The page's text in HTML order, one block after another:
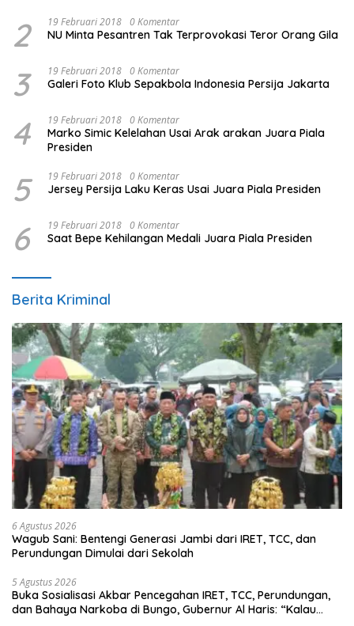
2 19 Februari 2018 0 Komentar
NU Minta Pesantren Tak Terprovokasi Teror Orang Gila
3 19 Februari 2018 0 Komentar
Galeri Foto Klub Sepakbola Indonesia Persija Jakarta
4 19 Februari 2018 0 Komentar
Marko Simic Kelelahan Usai Arak arakan Juara Piala
Presiden
5 19 Februari 2018 0 Komentar
Jersey Persija Laku Keras Usai Juara Piala Presiden
6 19 Februari 2018 0 Komentar
Saat Bepe Kehilangan Medali Juara Piala Presiden
Berita Kriminal
6 Agustus 2026
Wagub Sani: Bentengi Generasi Jambi dari IRET, TCC, dan
Perundungan Dimulai dari Sekolah
5 Agustus 2026
Buka Sosialisasi Akbar Pencegahan IRET, TCC, Perundungan,
dan Bahaya Narkoba di Bungo, Gubernur Al Haris: “Kalau